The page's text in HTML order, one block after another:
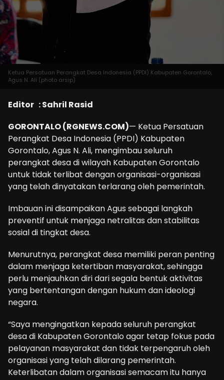
Ketua Persatuan Perangkat Desa Indonesia (PPDI) Kabupaten Gorontalo,
Agus N. Ali (photo arsip)
Editor : Sahril Rasid
GORONTALO (RGNEWS.COM)— Ketua Persatuan
Perangkat Desa Indonesia (PPDI) Kabupaten
Gorontalo, Agus N. Ali, mengimbau seluruh
perangkat desa di wilayah Kabupaten Gorontalo
untuk tidak terlibat dengan organisasi-organisasi
yang telah dinyatakan terlarang oleh pemerintah.
Imbauan ini disampaikan Agus sebagai langkah
preventif untuk menjaga netralitas dan stabilitas
sosial di tingkat desa.
Menurutnya, perangkat desa memiliki peran penting
dalam menjaga ketertiban masyarakat, sehingga
perlu menjauhkan diri dari segala bentuk aktivitas
yang bertentangan dengan hukum dan ideologi
negara.
“Saya mengingatkan kepada seluruh perangkat
desa di Kabupaten Gorontalo agar tetap fokus pada
pelayanan masyarakat dan tidak terpengaruh oleh
organisasi yang telah dilarang pemerintah.
Keterlibatan dalam organisasi semacam itu hanya